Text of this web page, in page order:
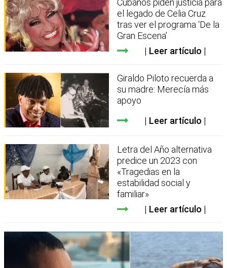
el legado de Celia Cruz
tras ver el programa ‘De la
Gran Escena’
Leer artículo
Giraldo Piloto recuerda a
su madre: Merecía más
apoyo
Leer artículo
Letra del Año alternativa
predice un 2023 con
«Tragedias en la
estabilidad social y
familiar»
Leer artículo